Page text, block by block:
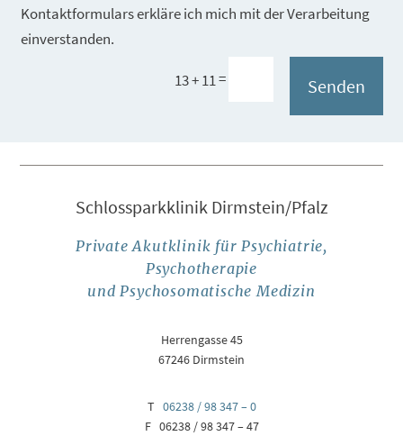
Kontaktformulars erkläre ich mich mit der Verarbeitung
einverstanden.
13 + 11= Senden
Schlossparkklinik Dirmstein/Pfalz
Private Akutklinik für Psychiatrie,
Psychotherapie
und Psychosomatische Medizin
Herrengasse 45
67246 Dirmstein
T 06238 / 98 347 – 0
F 06238 / 98 347 – 47